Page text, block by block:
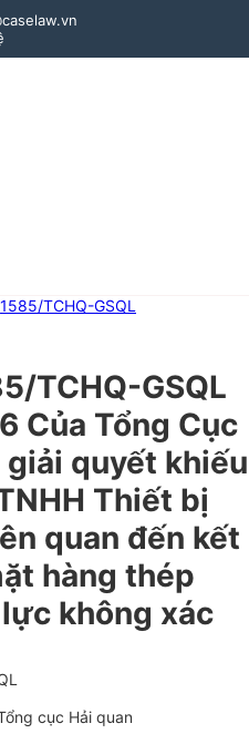
1585/TCHQ-GSQL
TCHQ-GSQL
Của Tổng Cục
giải quyết khiếu
Thiết bị
quan đến kết
hàng thép
không xác
cục Hải quan